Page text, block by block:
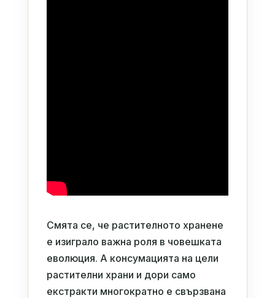
Смята се, че растителното хранене
е изиграло важна роля в човешката
еволюция. А консумацията на цели
растителни храни и дори само
екстракти многократно е свързвана